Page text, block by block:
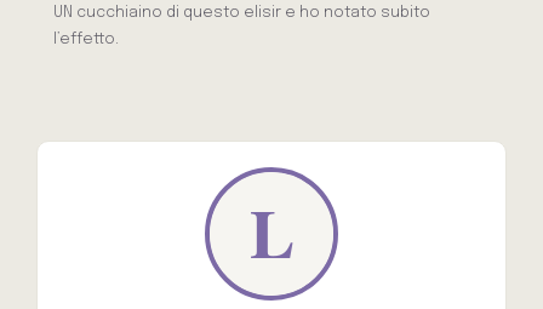
UN cucchiaino di questo elisir e ho notato subito
l’effetto.